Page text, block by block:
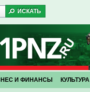
И ФИНАНСЫ КУЛЬТУРА